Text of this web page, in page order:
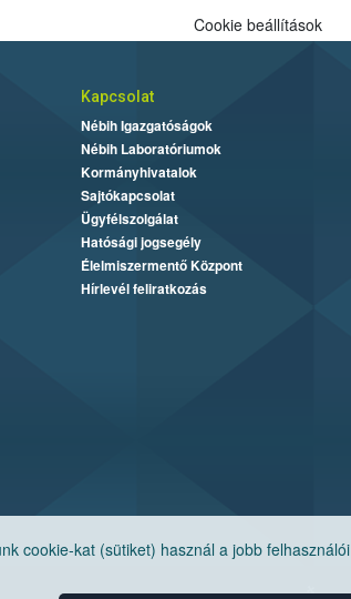
cookie-kat (sütiket) használ a jobb felhasználói
Cookie beállítások
Kapcsolat
Nébih Igazgatóságok
Nébih Laboratóriumok
Kormányhivatalok
Sajtókapcsolat
Ügyfélszolgálat
Hatósági jogsegély
Élelmiszermentő Központ
Hírlevél feliratkozás